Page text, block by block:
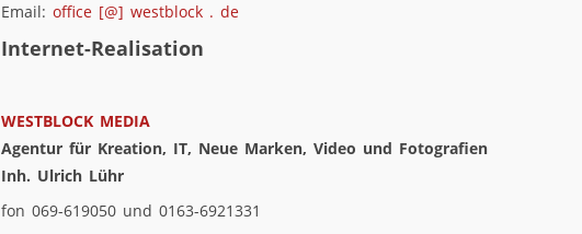
Email:office [@] westblock . de
Internet-Realisation
WESTBLOCK MEDIA
Agentur für Kreation, IT, Neue Marken, Video und Fotografien
Inh. Ulrich Lühr
fon 069-619050 und 0163-6921331